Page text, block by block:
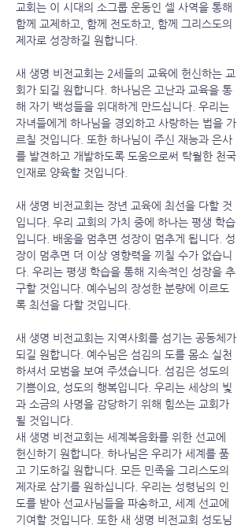
교회는 이 시대의 소그룹 운동인 셀 사역을 통해
함께 교제하고, 함께 전도하고, 함께 그리스도의
제자로 성장하길 원합니다.
새 생명 비전교회는 2세들의 교육에 헌신하는 교
회가 되길 원합니다. 하나님은 고난과 교육을 통
해 자기 백성들을 위대하게 만드십니다. 우리는
자녀들에게 하나님을 경외하고 사랑하는 법을 가
르칠 것입니다. 또한 하나님이 주신 재능과 은사
를 발견하고 개발하도록 도움으로써 탁월한 천국
인재로 양육할 것입니다.
새 생명 비전교회는 장년 교육에 최선을 다할 것
입니다. 우리 교회의 가치 중에 하나는 평생 학습
입니다. 배움을 멈추면 성장이 멈추게 됩니다. 성
장이 멈추면 더 이상 영향력을 끼칠 수가 없습니
다. 우리는 평생 학습을 통해 지속적인 성장을 추
구할 것입니다. 예수님의 장성한 분량에 이르도
록 최선을 다할 것입니다.
새 생명 비전교회는 지역사회를 섬기는 공동체가
되길 원합니다. 예수님은 섬김의 도를 몸소 실천
하셔서 모범을 보여 주셨습니다. 섬김은 성도의
기쁨이요, 성도의 행복입니다. 우리는 세상의 빛
과 소금의 사명을 감당하기 위해 힘쓰는 교회가
될 것입니다.
새 생명 비전교회는 세계복음화를 위한 선교에
헌신하기 원합니다. 하나님은 우리가 세계를 품
고 기도하길 원합니다. 모든 민족을 그리스도의
제자로 삼기를 원하십니다. 우리는 성령님의 인
도를 받아 선교사님들을 파송하고, 세계 선교에
기여할 것입니다. 또한 새 생명 비전교회 성도님